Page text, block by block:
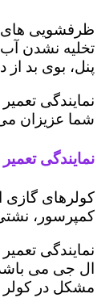
ظرفشویی های
تخلیه نشدن
پنل، بوی بد
نمایندگی
شما عزیزان
نمایندگی
کولرهای گازی
کمپرسور،
نمایندگی
ال جی می
مشکل در کولر